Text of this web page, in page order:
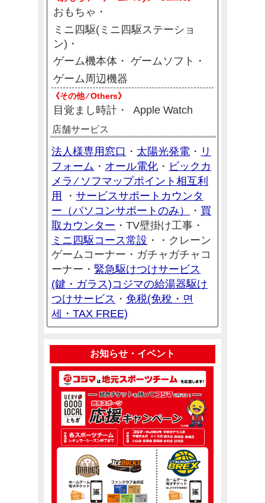
おもちゃ
ミニ四駆(ミニ四駆ステーショ
ン)
ゲーム機本体
ゲームソフト
ゲーム周辺機器
《その他 ⁄ Others》
目覚まし時計 Apple Watch
店舗サービス
法人様専用窓口 ・ 太陽光発電 ・ リ
フォーム ・ オール電化 ・ ビックカ
メラ ⁄ ソフマップポイント相互利
用
・サービスサポートカウンタ
ー（パソコンサポートのみ）
・ 買
取カウンター ・TV壁掛け工事・
ミニ四駆コース常設 ・
・クレーン
ゲームコーナー・ガチャガチャコ
ーナー・ 緊急駆けつけサービス
(鍵・ガラス)コジマの給湯器駆け
つけサービス ・ 免税(免稅・면
세・TAX FREE)
お知らせ・イベント